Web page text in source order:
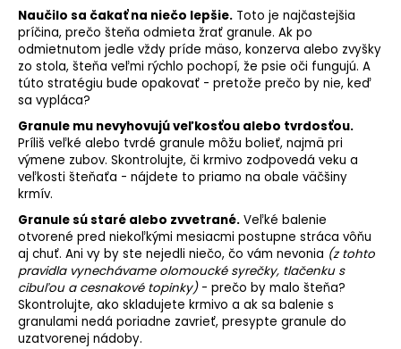
Naučilo sa čakať na niečo lepšie. Toto je najčastejšia
príčina, prečo šteňa odmieta žrať granule. Ak po
odmietnutom jedle vždy príde mäso, konzerva alebo zvyšky
zo stola, šteňa veľmi rýchlo pochopí, že psie oči fungujú. A
túto stratégiu bude opakovať - pretože prečo by nie, keď
sa vypláca?
Granule mu nevyhovujú veľkosťou alebo tvrdosťou.
Príliš veľké alebo tvrdé granule môžu bolieť, najmä pri
výmene zubov. Skontrolujte, či krmivo zodpovedá veku a
veľkosti šteňaťa - nájdete to priamo na obale väčšiny
krmív.
Granule sú staré alebo zvvetrané. Veľké balenie
otvorené pred niekoľkými mesiacmi postupne stráca vôňu
aj chuť. Ani vy by ste nejedli niečo, čo vám nevonia (z tohto
pravidla vynechávame olomoucké syrečky, tlačenku s
cibuľou a cesnakové topinky)- prečo by malo šteňa?
Skontrolujte, ako skladujete krmivo a ak sa balenie s
granulami nedá poriadne zavrieť, presypte granule do
uzatvorenej nádoby.